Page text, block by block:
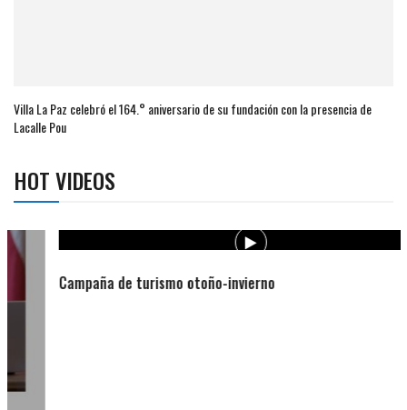
Villa La Paz celebró el 164.° aniversario de su fundación con la presencia de
Lacalle Pou
HOT VIDEOS
Campaña de turismo otoño-invierno